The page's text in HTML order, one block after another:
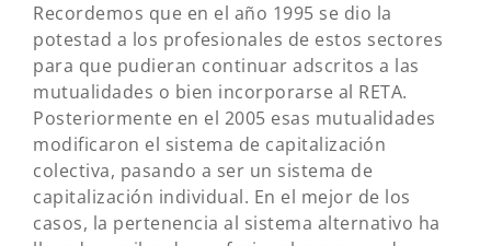
Recordemos que en el año 1995 se dio la
potestad a los profesionales de estos sectores
para que pudieran continuar adscritos a las
mutualidades o bien incorporarse al RETA.
Posteriormente en el 2005 esas mutualidades
modificaron el sistema de capitalización
colectiva, pasando a ser un sistema de
capitalización individual. En el mejor de los
casos, la pertenencia al sistema alternativo ha